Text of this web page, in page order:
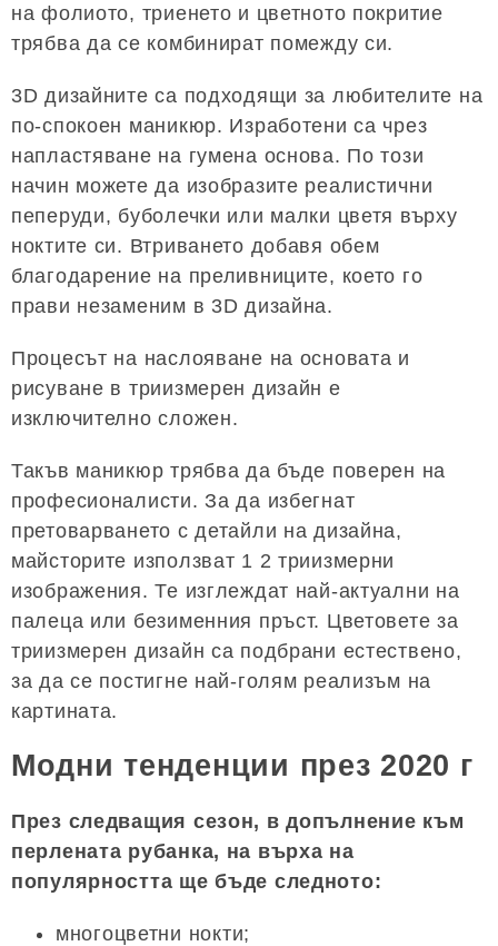
на фолиото, триенето и цветното покритие
трябва да се комбинират помежду си.
3D дизайните са подходящи за любителите на
по-спокоен маникюр. Изработени са чрез
напластяване на гумена основа. По този
начин можете да изобразите реалистични
пеперуди, буболечки или малки цветя върху
ноктите си. Втриването добавя обем
благодарение на преливниците, което го
прави незаменим в 3D дизайна.
Процесът на наслояване на основата и
рисуване в триизмерен дизайн е
изключително сложен.
Такъв маникюр трябва да бъде поверен на
професионалисти. За да избегнат
претоварването с детайли на дизайна,
майсторите използват 1 2 триизмерни
изображения. Те изглеждат най-актуални на
палеца или безименния пръст. Цветовете за
триизмерен дизайн са подбрани естествено,
за да се постигне най-голям реализъм на
картината.
Модни тенденции през 2020 г
През следващия сезон, в допълнение към
перлената рубанка, на върха на
популярността ще бъде следното:
многоцветни нокти;